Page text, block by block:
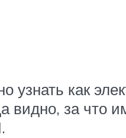
узнать как
видно, за что